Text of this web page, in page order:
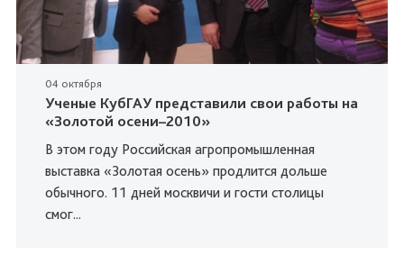
04 октября
Ученые КубГАУ представили свои работы на
«Золотой осени–2010»
В этом году Российская агропромышленная
выставка «Золотая осень» продлится дольше
обычного. 11 дней москвичи и гости столицы
смог...